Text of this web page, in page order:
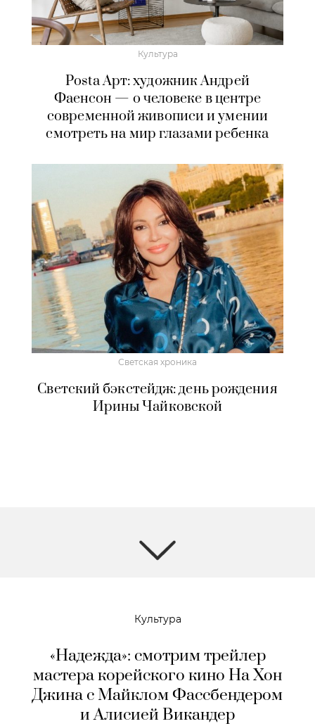
Культура
Posta Арт: художник Андрей
Фаенсон — о человеке в центре
современной живописи и умении
смотреть на мир глазами ребенка
Светская хроника
Светский бэкстейдж: день рождения
Ирины Чайковской
Культура
«Надежда»: смотрим трейлер
мастера корейского кино На Хон
Джина с Майклом Фассбендером
и Алисией Викандер